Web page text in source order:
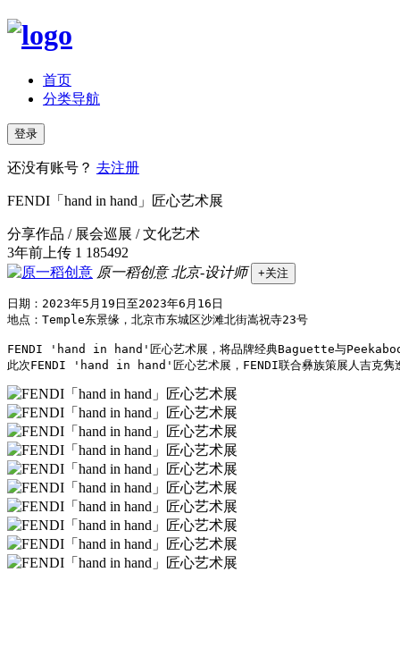
首页
分类导航
登录
还没有账号？ 去注册
FENDI「hand in hand」匠心艺术展
分享作品 / 展会巡展 / 文化艺术
3年前上传 1 185492
原一稻创意 北京-设计师 +关注
日期：2023年5月19日至2023年6月16日
地点：Temple东景缘，北京市东城区沙滩北街嵩祝寺23号
FENDI 'hand in hand'匠心艺术展，将品牌经典Baguette与Peekaboo手
此次FENDI 'hand in hand'匠心艺术展，FENDI联合彝族策展人吉克隽逸